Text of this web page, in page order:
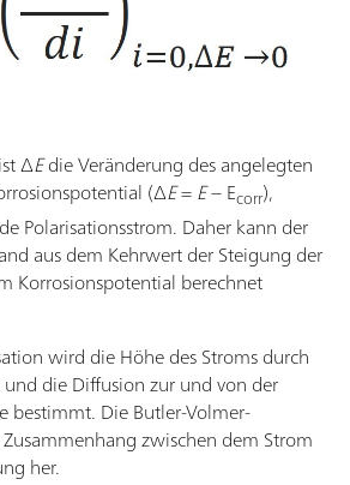
ΔEdie Veränderung des angelegten
(ΔE=E− Ecorr),
Polarisationsstrom. Daher kann der
aus dem Kehrwert der Steigung der
Korrosionspotential berechnet
wird die Höhe des Stroms durch
die Diffusion zur und von der
bestimmt. Die Butler-Volmer-
zwischen dem Strom
her.